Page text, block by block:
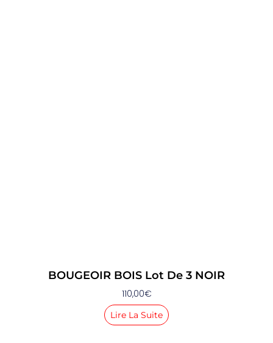
BOUGEOIR BOIS Lot De 3 NOIR
110,00€
Lire La Suite